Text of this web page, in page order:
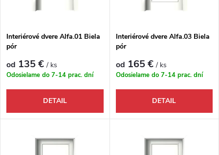
Interiérové dvere Alfa.01 Biela
pór
od 135 €/ ks
Odosielame do 7-14 prac. dní
DETAIL
Interiérové dvere Alfa.03 Biela
pór
od 165 €/ ks
Odosielame do 7-14 prac. dní
DETAIL